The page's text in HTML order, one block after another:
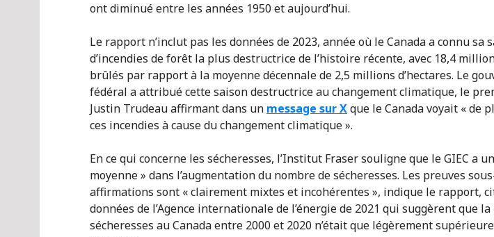
ont diminué entre les années 1950 et aujourd’hui.
Le rapport n’inclut pas les données de 2023, année où le Canada a connu sa
d’incendies de forêt la plus destructrice de l’histoire récente, avec 18,4
brûlés par rapport à la moyenne décennale de 2,5 millions d’hectares. Le
fédéral a attribué cette saison destructrice au changement climatique, le
Justin Trudeau affirmant dans un message sur Xque le Canada voyait « de
ces incendies à cause du changement climatique ».
En ce qui concerne les sécheresses, l’Institut Fraser souligne que le GIEC a
moyenne » dans l’augmentation du nombre de sécheresses. Les preuves
affirmations sont « clairement mixtes et incohérentes », indique le rapport,
données de l’Agence internationale de l’énergie de 2021 qui suggèrent que
sécheresses au Canada entre 2000 et 2020 n’était que légèrement